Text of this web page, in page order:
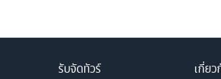
รับจัดทัวร์ เกี่ยว